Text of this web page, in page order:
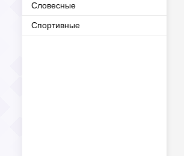
Словесные
Спортивные